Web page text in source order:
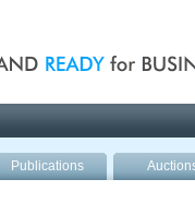
Publications